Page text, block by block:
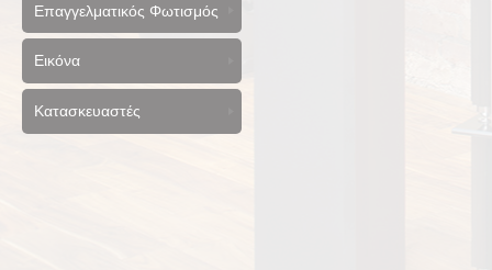
Επαγγελματικός Φωτισμός
Εικόνα
Κατασκευαστές